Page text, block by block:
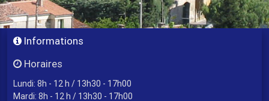
Informations
Horaires
Lundi: 8h - 12 h / 13h30 - 17h00
Mardi: 8h - 12 h / 13h30 - 17h00